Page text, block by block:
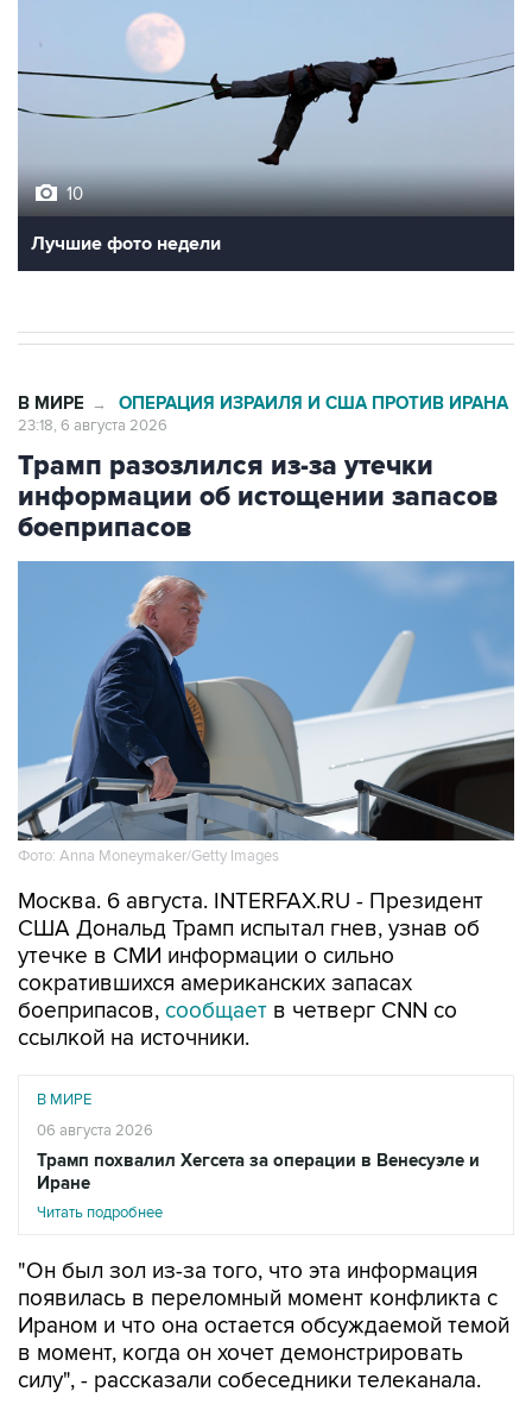
10
Лучшие фото недели
В МИРЕ → ОПЕРАЦИЯ ИЗРАИЛЯ И США ПРОТИВ ИРАНА
23:18, 6 августа 2026
Трамп разозлился из-за утечки
информации об истощении запасов
боеприпасов
Фото: Anna Moneymaker/Getty Images
Москва. 6 августа. INTERFAX.RU - Президент
США Дональд Трамп испытал гнев, узнав об
утечке в СМИ информации о сильно
сократившихся американских запасах
боеприпасов, сообщает в четверг CNN со
ссылкой на источники.
В МИРЕ
06 августа 2026
Трамп похвалил Хегсета за операции в Венесуэле и
Иране
Читать подробнее
"Он был зол из-за того, что эта информация
появилась в переломный момент конфликта с
Ираном и что она остается обсуждаемой темой
в момент, когда он хочет демонстрировать
силу", - рассказали собеседники телеканала.